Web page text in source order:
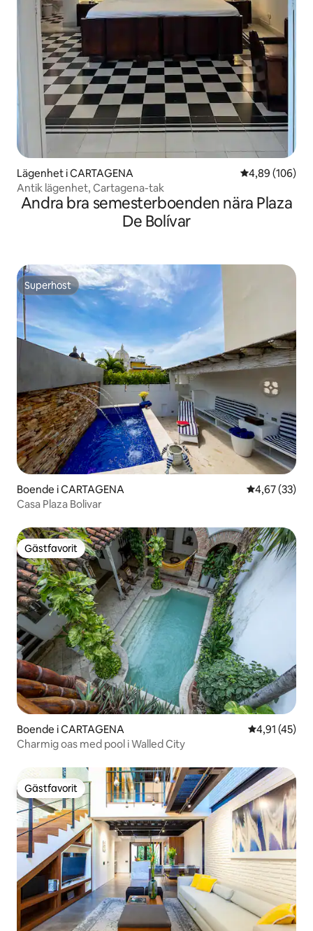
Lägenhet i CARTAGENA 4,89 av 5 i
4,89 (106)
Antik lägenhet, Cartagena-tak
Andra bra semesterboenden nära Plaza
De Bolívar
Superhost
Superhost
Boende i CARTAGENA 4,67 av 5 i
4,67 (33)
Casa Plaza Bolivar
Gästfavorit
Gästfavorit
Boende i CARTAGENA 4,91 av 5 i
4,91 (45)
Charmig oas med pool i Walled City
Gästfavorit
Gästfavorit